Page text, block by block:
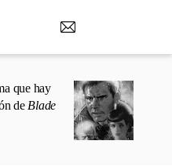
que hay
de Blade